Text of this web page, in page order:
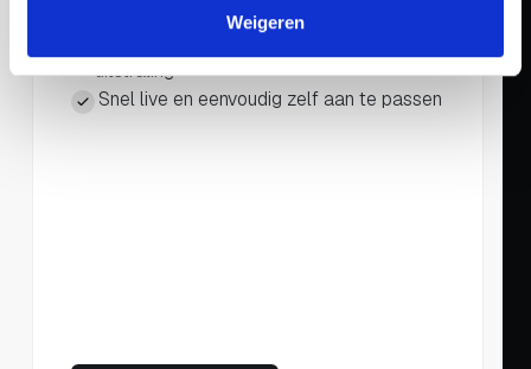
Weigeren
uitstraling
Snel live en eenvoudig zelf aan te passen